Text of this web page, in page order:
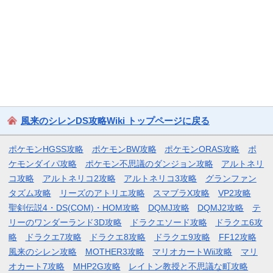
風来のシレンDS攻略Wiki トップページに戻る
ポケモンHGSS攻略 ポケモンBW攻略 ポケモンORAS攻略
ポ
ケモンダイパ攻略
ポケモン不思議のダンジョン攻略
アルトネリ
コ攻略
アルトネリコ2攻略 アルトネリコ3攻略
グランファン
タズム攻略
リーズのアトリエ攻略 スマブラX攻略
VP2攻略
聖剣伝説4・DS(COM)・HOM攻略
DQMJ攻略 DQMJ2攻略
テ
リーのワンダーランド3D攻略
ドラクエソード攻略
ドラクエ6攻
略
ドラクエ7攻略 ドラクエ8攻略 ドラクエ9攻略
FF12攻略
風来のシレン攻略
MOTHER3攻略 マリオカートWii攻略
マリ
オカート7攻略
MHP2G攻略 レイトン教授と不思議な町攻略